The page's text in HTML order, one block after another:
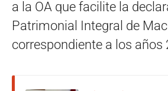
a la OA que facilite la
Patrimonial Integral de
correspondiente a los años